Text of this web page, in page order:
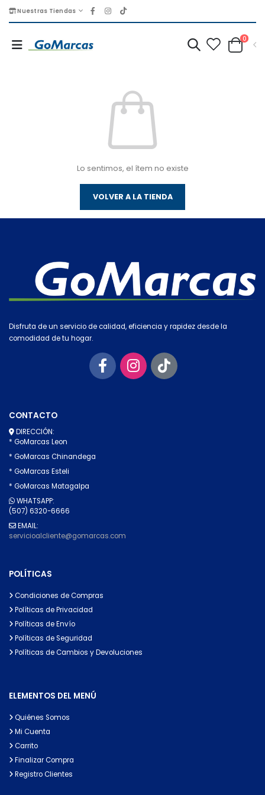
Nuestras Tiendas
0
Lo sentimos, el ítem no existe
VOLVER A LA TIENDA
Disfruta de un servicio de calidad, eficiencia y rapidez desde la
comodidad de tu hogar.
CONTACTO
DIRECCIÓN:
* GoMarcas Leon
* GoMarcas Chinandega
* GoMarcas Esteli
* GoMarcas Matagalpa
WHATSAPP:
(507) 6320-6666
EMAIL:
servicioalcliente@gomarcas.com
POLÍTICAS
Condiciones de Compras
Políticas de Privacidad
Políticas de Envío
Políticas de Seguridad
Políticas de Cambios y Devoluciones
ELEMENTOS DEL MENÚ
Quiénes Somos
Mi Cuenta
Carrito
Finalizar Compra
Registro Clientes